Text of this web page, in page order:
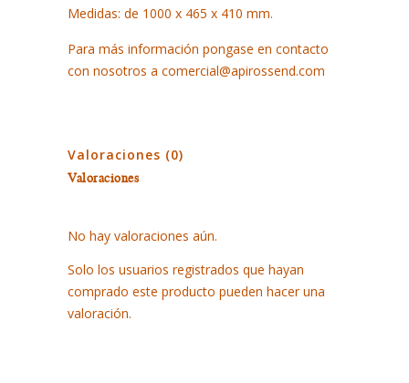
Medidas: de 1000 x 465 x 410 mm.
Para más información pongase en contacto
con nosotros a comercial@apirossend.com
Valoraciones (0)
Valoraciones
No hay valoraciones aún.
Solo los usuarios registrados que hayan
comprado este producto pueden hacer una
valoración.